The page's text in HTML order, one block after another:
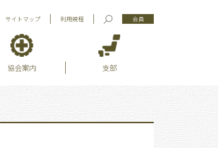
サイトマップ 利用規程 会員
協会案内 支部